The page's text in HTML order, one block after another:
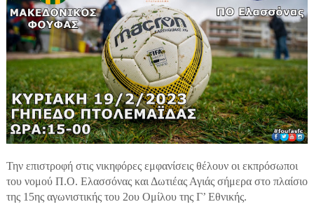
Την επιστροφή στις νικηφόρες εμφανίσεις θέλουν οι εκπρόσωποι
του νομού Π.Ο. Ελασσόνας και Δωτιέας Αγιάς σήμερα στο πλαίσιο
της 15ης αγωνιστικής του 2ου Ομίλου της Γ’ Εθνικής.